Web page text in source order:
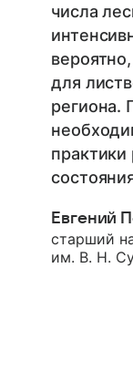
числа
для
региона.
практики
Евгений
старший
им. В. Н.